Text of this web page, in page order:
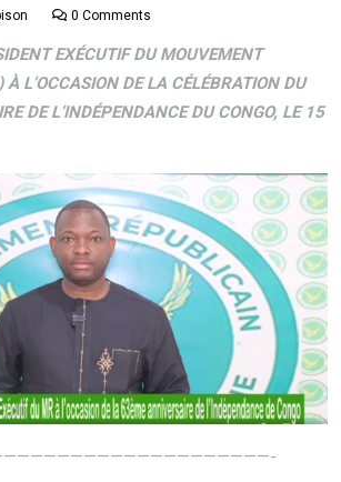
0 Comments
EXÉCUTIF DU MOUVEMENT
L’OCCASION DE LA CÉLÉBRATION DU
DE L’INDÉPENDANCE DU CONGO, LE 15